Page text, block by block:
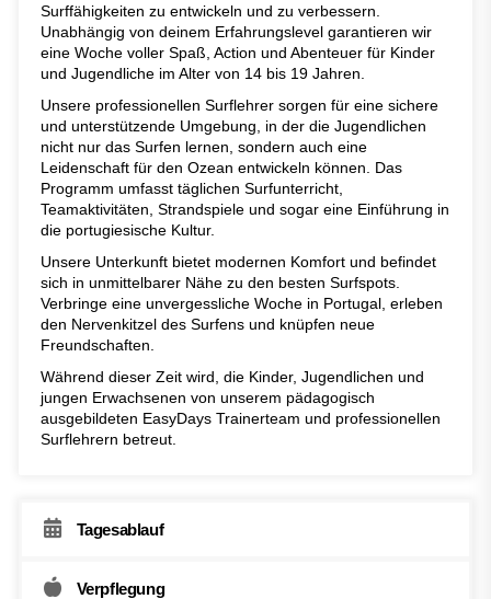
Surffähigkeiten zu entwickeln und zu verbessern.
Unabhängig von deinem Erfahrungslevel garantieren wir
eine Woche voller Spaß, Action und Abenteuer für Kinder
und Jugendliche im Alter von 14 bis 19 Jahren.
Unsere professionellen Surflehrer sorgen für eine sichere
und unterstützende Umgebung, in der die Jugendlichen
nicht nur das Surfen lernen, sondern auch eine
Leidenschaft für den Ozean entwickeln können. Das
Programm umfasst täglichen Surfunterricht,
Teamaktivitäten, Strandspiele und sogar eine Einführung in
die portugiesische Kultur.
Unsere Unterkunft bietet modernen Komfort und befindet
sich in unmittelbarer Nähe zu den besten Surfspots.
Verbringe eine unvergessliche Woche in Portugal, erleben
den Nervenkitzel des Surfens und knüpfen neue
Freundschaften.
Während dieser Zeit wird, die Kinder, Jugendlichen und
jungen Erwachsenen von unserem pädagogisch
ausgebildeten EasyDays Trainerteam und professionellen
Surflehrern betreut.
Tagesablauf
Verpflegung